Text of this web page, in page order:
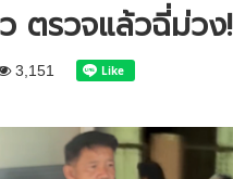
ตรวจแล้วฉี่ม่วง!
3,151